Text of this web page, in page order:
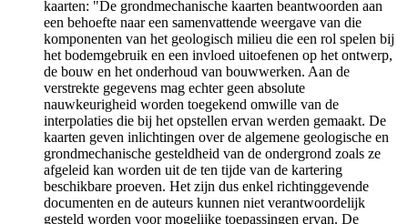
kaarten: "De grondmechanische kaarten beantwoorden aan
een behoefte naar een samenvattende weergave van die
komponenten van het geologisch milieu die een rol spelen bij
het bodemgebruik en een invloed uitoefenen op het ontwerp,
de bouw en het onderhoud van bouwwerken. Aan de
verstrekte gegevens mag echter geen absolute
nauwkeurigheid worden toegekend omwille van de
interpolaties die bij het opstellen ervan werden gemaakt. De
kaarten geven inlichtingen over de algemene geologische en
grondmechanische gesteldheid van de ondergrond zoals ze
afgeleid kan worden uit de ten tijde van de kartering
beschikbare proeven. Het zijn dus enkel richtinggevende
documenten en de auteurs kunnen niet verantwoordelijk
gesteld worden voor mogelijke toepassingen ervan. De